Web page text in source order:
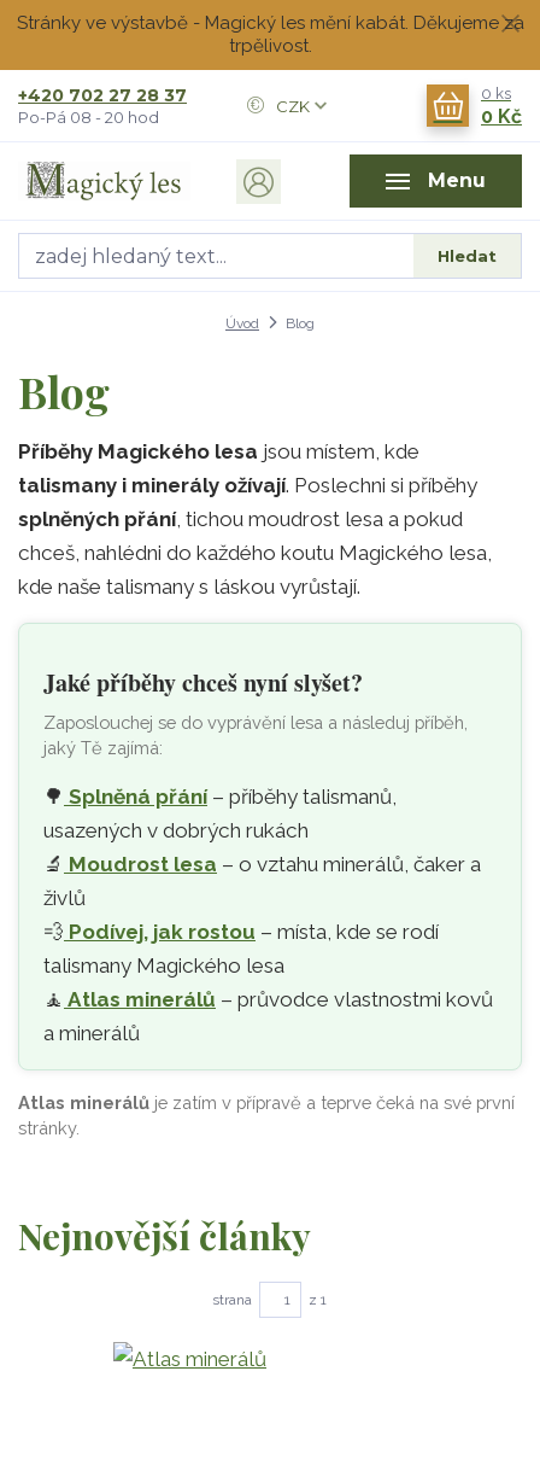
Stránky ve výstavbě - Magický les mění kabát. Děkujeme za
trpělivost.
Menu
CZK
Hledat
+420 702 27 28 37
Po-Pá 08 - 20 hod
0 ks
0 Kč
Úvod Blog
Blog
Příběhy Magického lesa jsou místem, kde
talismany i minerály ožívají. Poslechni si příběhy
splněných přání, tichou moudrost lesa a pokud
chceš, nahlédni do každého koutu Magického lesa,
kde naše talismany s láskou vyrůstají.
Jaké příběhy chceš nyní slyšet?
Zaposlouchej se do vyprávění lesa a následuj příběh,
jaký Tě zajímá:
🌳 Splněná přání– příběhy talismanů,
usazených v dobrých rukách
🔬 Moudrost lesa – o vztahu minerálů, čaker a
živlů
💨 Podívej, jak rostou – místa, kde se rodí
talismany Magického lesa
🧘‍ Atlas minerálů – průvodce vlastnostmi kovů
a minerálů
Atlas minerálů je zatím v přípravě a teprve čeká na své první
stránky.
Nejnovější články
strana z 1